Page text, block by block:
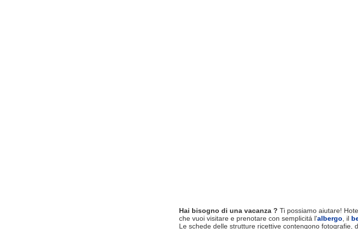
Hai bisogno di una vacanza ? Ti possiamo aiutare!
che vuoi visitare e prenotare con semplicitá l'albergo , il
Le schede delle strutture ricettive contengono fotografie,